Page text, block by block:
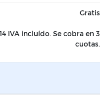
Gratis
IVA incluído. Se cobra en 3
cuotas.